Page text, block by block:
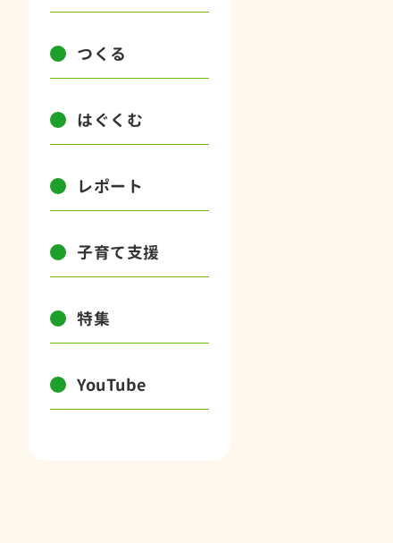
つくる
はぐくむ
レポート
子育て支援
特集
YouTube